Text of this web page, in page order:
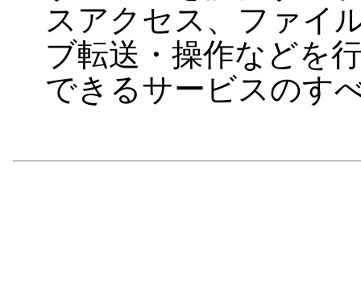
スアクセス、ファイ
ブ転送・操作などを
できるサービスのす